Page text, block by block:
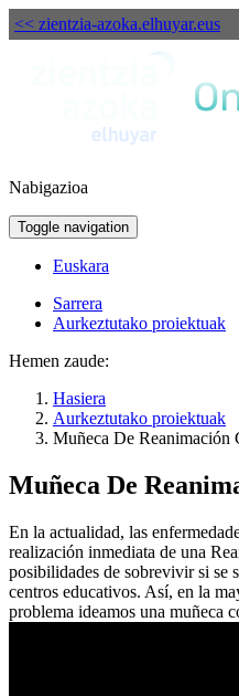
<< zientzia-azoka.elhuyar.eus
Nabigazioa
Toggle navigation
Euskara
Sarrera
Aurkeztutako proiektuak
Hemen zaude:
Hasiera
Aurkeztutako proiektuak
Muñeca De Reanimación
Muñeca De
En la actualidad, las
realización inmediata de una
posibilidades de sobrevivir si se
centros educativos. Así, en la
problema ideamos una muñeca